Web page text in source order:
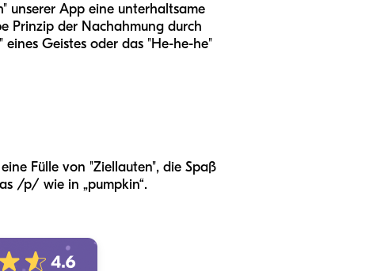
unserer App eine unterhaltsame
Prinzip der Nachahmung durch
Geistes oder das "He-he-he"
Fülle von "Ziellauten", die Spaß
/p/ wie in „pumpkin“.